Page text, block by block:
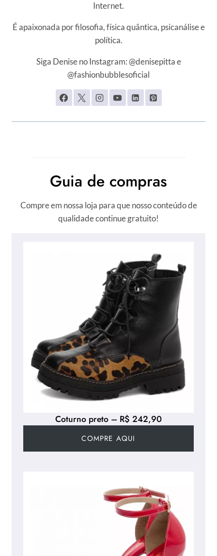
Internet.
É apaixonada por filosofia, física quântica, psicanálise e
política.
Siga Denise no Instagram: @denisepitta e
@fashionbubblesoficial
Guia de compras
Compre em nossa loja para que nosso conteúdo de
qualidade continue gratuito!
Coturno preto – R$ 242,90
COMPRE AQUI